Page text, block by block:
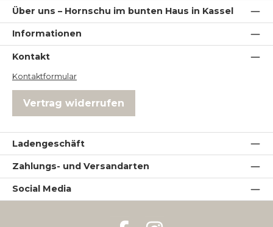
Über uns – Hornschu im bunten Haus in Kassel
Informationen
Kontakt
Kontaktformular
Vertrag widerrufen
Ladengeschäft
Zahlungs- und Versandarten
Social Media